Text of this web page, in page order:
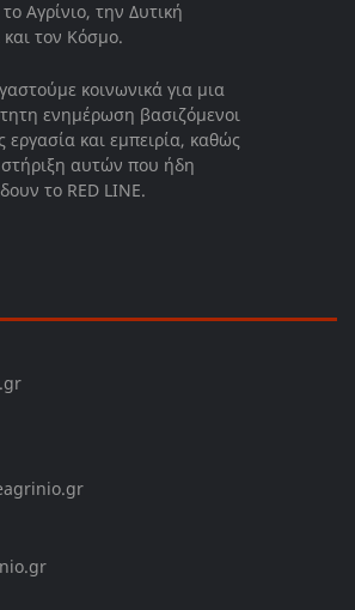
Αγρίνιο, την Δυτική
τον Κόσμο.
κοινωνικά για μια
ενημέρωση βασιζόμενοι
και εμπειρία, καθώς
αυτών που ήδη
το RED LINE.